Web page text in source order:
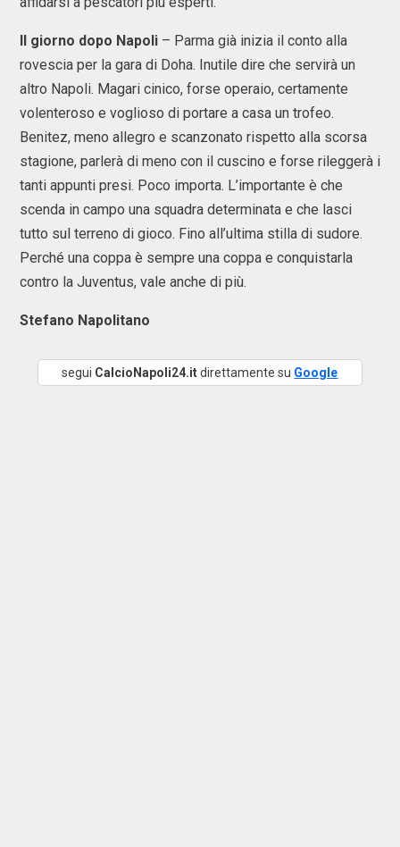
Il giorno dopo Napoli – Parma già inizia il conto alla
rovescia per la gara di Doha. Inutile dire che servirà un
altro Napoli. Magari cinico, forse operaio, certamente
volenteroso e voglioso di portare a casa un trofeo.
Benitez, meno allegro e scanzonato rispetto alla scorsa
stagione, parlerà di meno con il cuscino e forse rileggerà i
tanti appunti presi. Poco importa. L’importante è che
scenda in campo una squadra determinata e che lasci
tutto sul terreno di gioco. Fino all’ultima stilla di sudore.
Perché una coppa è sempre una coppa e conquistarla
contro la Juventus, vale anche di più.
Stefano Napolitano
segui CalcioNapoli24.itdirettamente su Google